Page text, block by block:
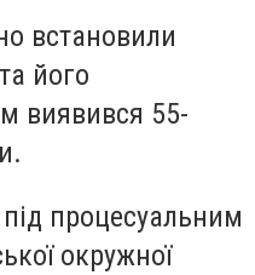
встановили
його
виявився 55-
процесуальним
окружної